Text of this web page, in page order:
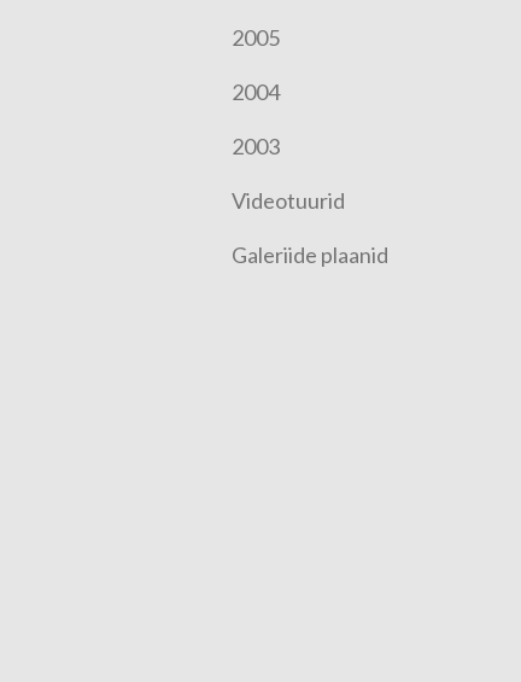
2005
2004
2003
Videotuurid
Galeriide plaanid